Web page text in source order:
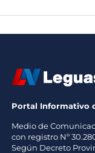
Portal Informativo
Medio de
con registro Nº
Según Decreto